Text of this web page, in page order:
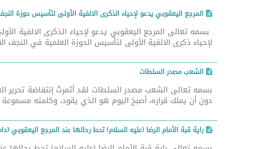
المرجع اليعقوبي يدعو لإحياء الذكرى الالفية الأولى لتأسيس حوزة
لإحياء ذكرى الالفية الأولى لتأسيس الحوزة العلمية في
الشعب مصدر السلطات
بسمه تعالى الشعب مصدر السلطات لقد أثمرتْ إنتفاضة تحرير
دون أن يملك قراره، أصبحَ اليوم هو الذي يقود، وكلمته
راية قبة الأمام الرضا (عليه السلام) تحط رحالها عند المرجع اليعقوبي